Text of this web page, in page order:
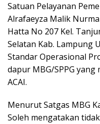
e
b
o
o
k
t
s
A
p
p
Satuan Pelayanan
Alrafaeyza Malik
Hatta No 207 Kel.
Selatan Kab. Lampung
Standar Operasional
dapur MBG/SPPG
ACAI.
Menurut Satgas MBG
Soleh mengatakan